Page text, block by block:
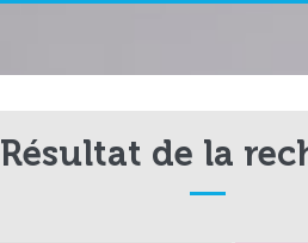
Résultat de la